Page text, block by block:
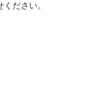
ださい。